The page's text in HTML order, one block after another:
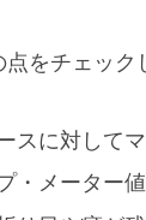
をチェック
スに対して
・メーター